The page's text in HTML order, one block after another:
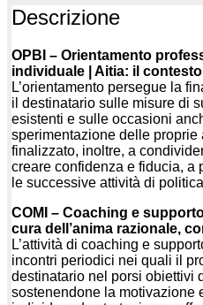
Descrizione
OPBI – Orientamento
individuale | Aitia: il
L’orientamento persegue la
il destinatario sulle misure di
esistenti e sulle occasioni
sperimentazione delle proprie
finalizzato, inoltre, a
creare confidenza e fiducia, a
le successive attività di
COMI – Coaching e
cura dell’anima razionale,
L’attività di coaching e
incontri periodici nei quali il
destinatario nel porsi obiettivi
sostenendone la motivazione